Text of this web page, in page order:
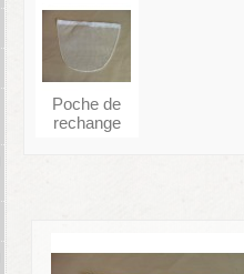
Poche de
rechange